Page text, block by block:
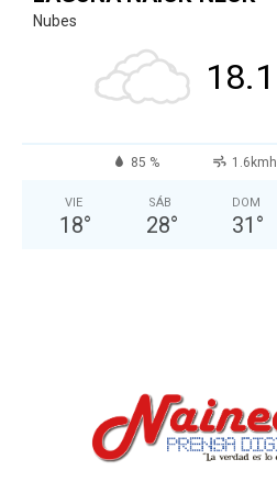
Nubes
18.1
85 % 1.6kmh
VIE
18°
SÁB
28°
DOM
31 °